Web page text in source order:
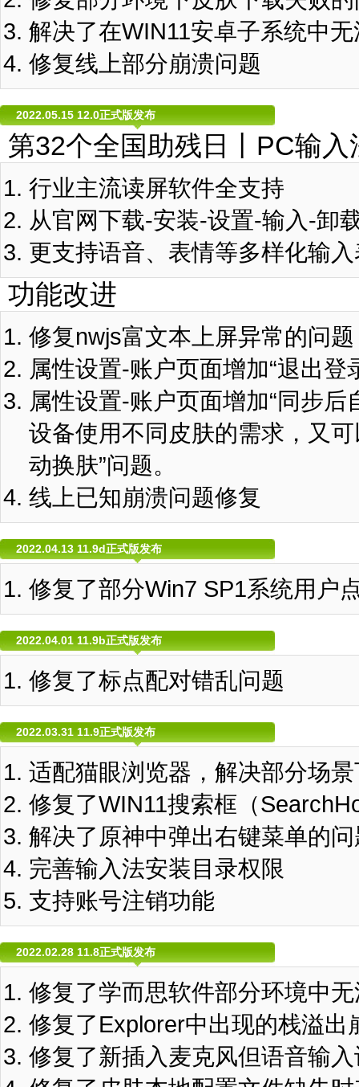
解决了在WIN11安卓子系统中
修复线上部分崩溃问题
2022.05.15 12.0正式版发布
第32个全国助残日丨PC输
行业主流读屏软件全支持
从官网下载-安装-设置-输入-卸
更支持语音、表情等多样化输
功能改进
修复nwjs富文本上屏异常的问题
属性设置-账户页面增加“退出
属性设置-账户页面增加“同步
设备使用不同皮肤的需求，又
动换肤”问题。
线上已知崩溃问题修复
2022.04.13 11.9d正式版发布
修复了部分Win7 SP1系统用户
2022.04.01 11.9b正式版发布
修复了标点配对错乱问题
2022.03.31 11.9正式版发布
适配猫眼浏览器，解决部分场
修复了WIN11搜索框（
解决了原神中弹出右键菜单的
完善输入法安装目录权限
支持账号注销功能
2022.02.28 11.8正式版发布
修复了学而思软件部分环境中
修复了Explorer中出现的栈溢出
修复了新插入麦克风但语音输